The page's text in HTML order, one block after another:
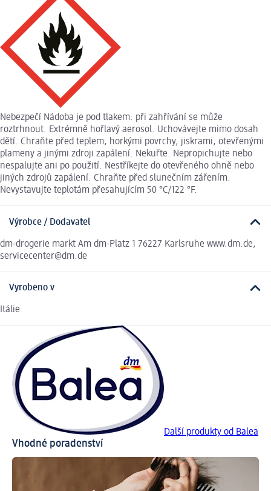
Nebezpečí Nádoba je pod tlakem: při zahřívání se může
roztrhnout. Extrémně hořlavý aerosol. Uchovávejte mimo dosah
dětí. Chraňte před teplem, horkými povrchy, jiskrami, otevřenými
plameny a jinými zdroji zapálení. Nekuřte. Nepropichujte nebo
nespalujte ani po použití. Nestříkejte do otevřeného ohně nebo
jiných zdrojů zapálení. Chraňte před slunečním zářením.
Nevystavujte teplotám přesahujícím 50 °C/122 °F.
Výrobce / Dodavatel
dm-drogerie markt Am dm-Platz 1 76227 Karlsruhe www.dm.de,
servicecenter@dm.de
Vyrobeno v
Itálie
Další produkty od Balea
Vhodné poradenství